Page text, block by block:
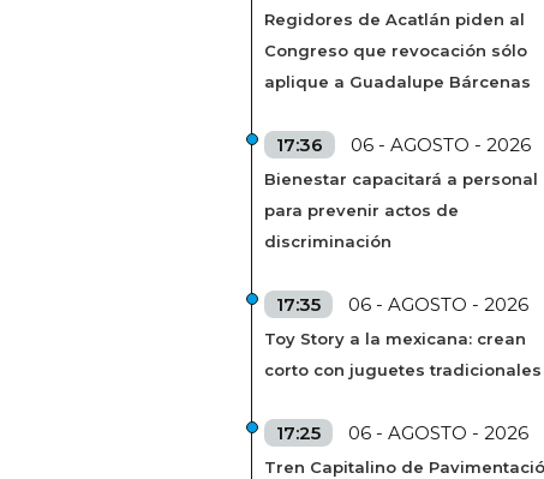
Regidores de Acatlán piden al
Congreso que revocación sólo
aplique a Guadalupe Bárcenas
17:36 06 - AGOSTO - 2026
Bienestar capacitará a personal
para prevenir actos de
discriminación
17:35 06 - AGOSTO - 2026
Toy Story a la mexicana: crean
corto con juguetes tradicionales
17:25 06 - AGOSTO - 2026
Tren Capitalino de